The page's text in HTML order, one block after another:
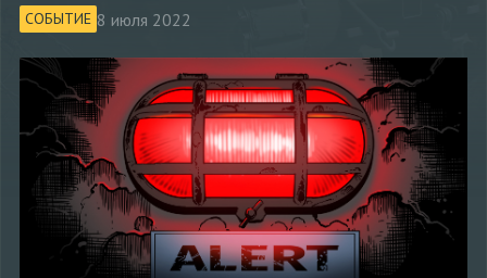
СОБЫТИЕ 8 июля 2022